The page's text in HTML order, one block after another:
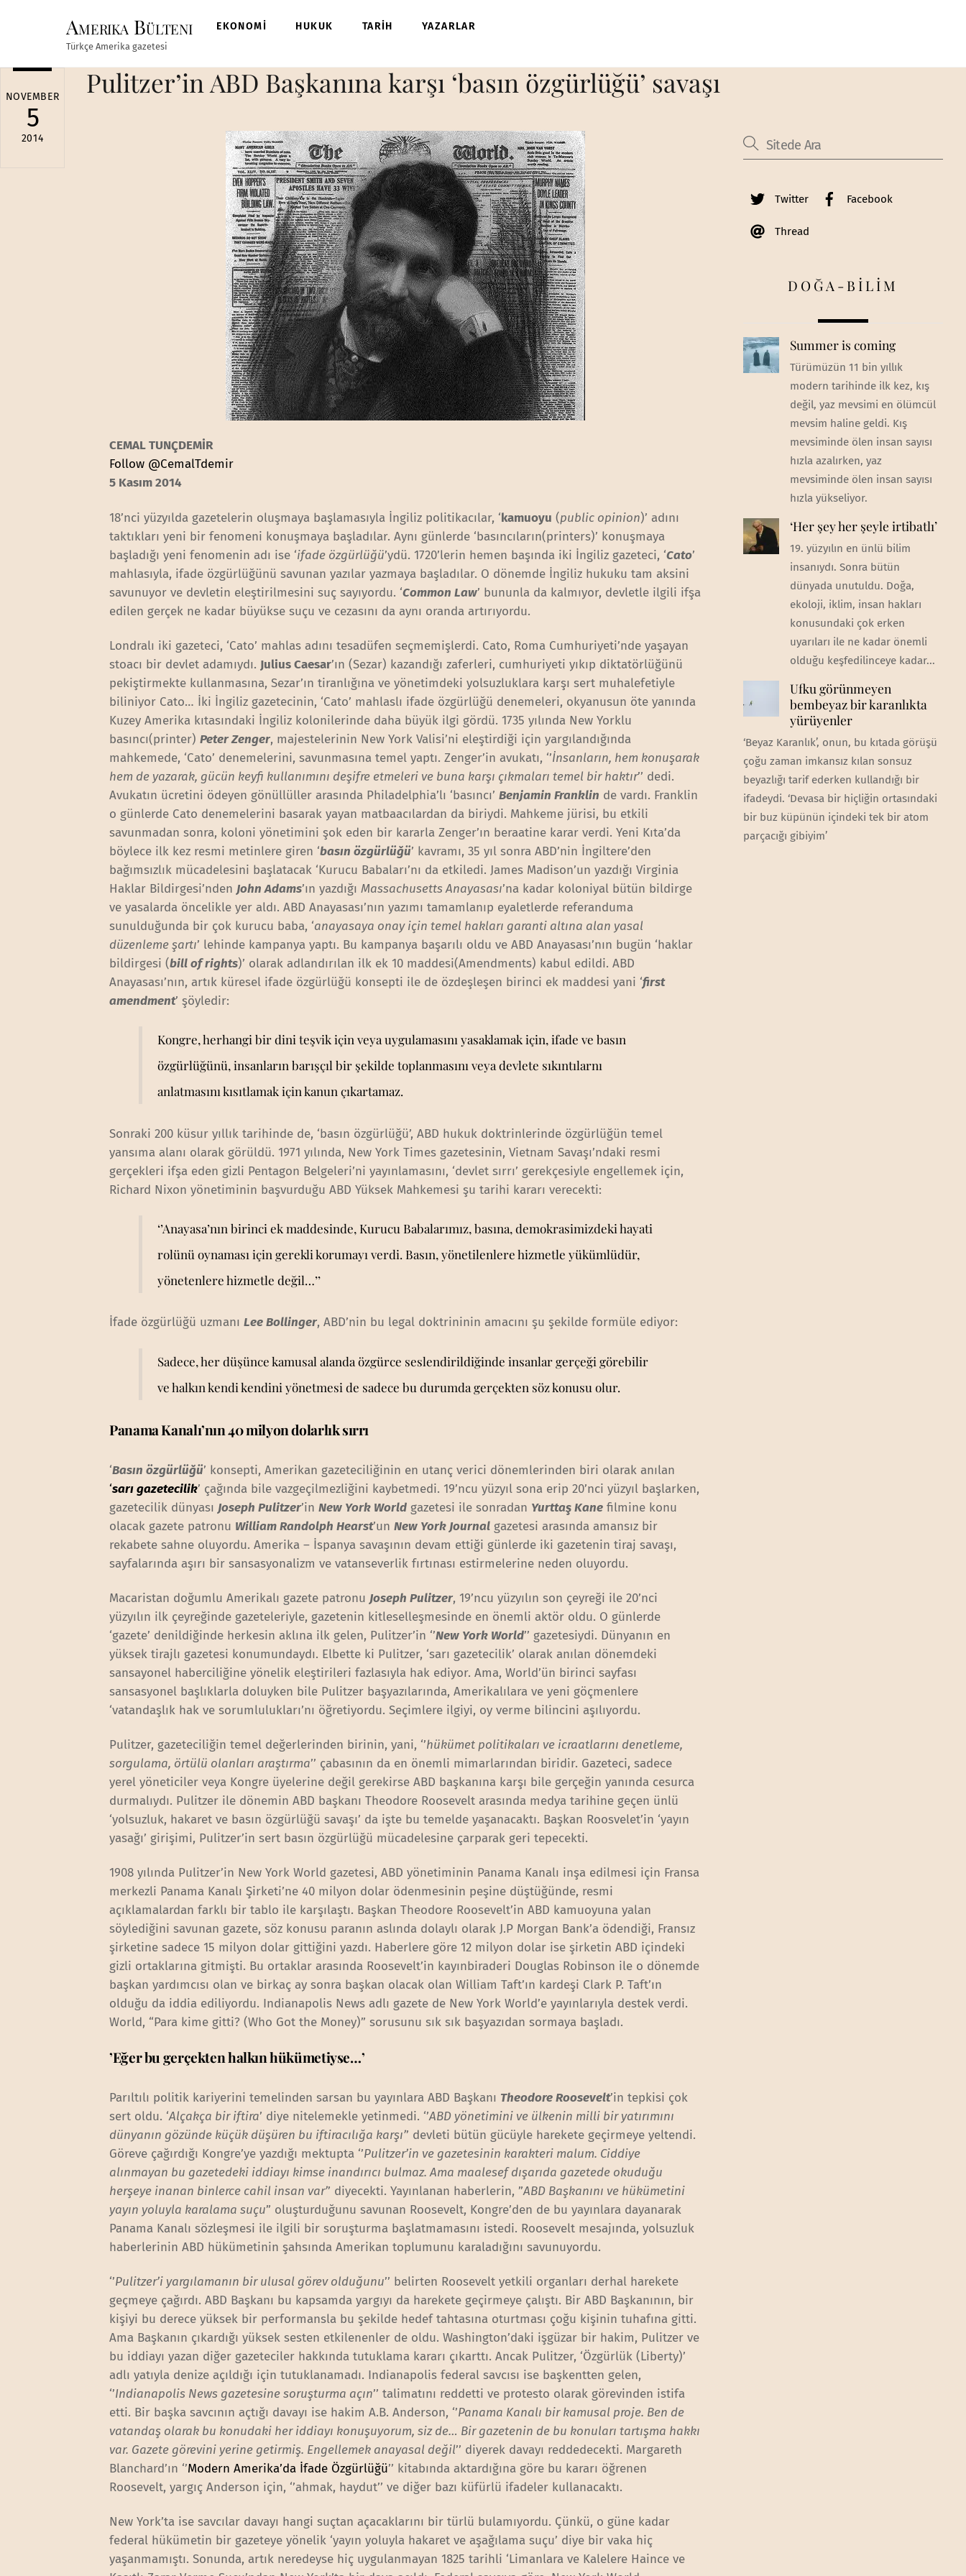
Amerika Bülteni
Türkçe Amerika gazetesi
EKONOMİ HUKUK TARİH YAZARLAR
NOVEMBER
5
2014
Pulitzer’in ABD Başkanına karşı ‘basın özgürlüğü’ savaşı
CEMAL TUNÇDEMİR
Follow @CemalTdemir
5 Kasım 2014
18’nci yüzyılda gazetelerin oluşmaya başlamasıyla İngiliz politikacılar, ‘kamuoyu (public opinion)’ adını
taktıkları yeni bir fenomeni konuşmaya başladılar. Aynı günlerde ‘basıncıların(printers)’ konuşmaya
başladığı yeni fenomenin adı ise ‘ifade özgürlüğü’ydü. 1720’lerin hemen başında iki İngiliz gazeteci, ‘Cato’
mahlasıyla, ifade özgürlüğünü savunan yazılar yazmaya başladılar. O dönemde İngiliz hukuku tam aksini
savunuyor ve devletin eleştirilmesini suç sayıyordu. ‘Common Law’ bununla da kalmıyor, devletle ilgili ifşa
edilen gerçek ne kadar büyükse suçu ve cezasını da aynı oranda artırıyordu.
Londralı iki gazeteci, ‘Cato’ mahlas adını tesadüfen seçmemişlerdi. Cato, Roma Cumhuriyeti’nde yaşayan
stoacı bir devlet adamıydı. Julius Caesar’ın (Sezar) kazandığı zaferleri, cumhuriyeti yıkıp diktatörlüğünü
pekiştirmekte kullanmasına, Sezar’ın tiranlığına ve yönetimdeki yolsuzluklara karşı sert muhalefetiyle
biliniyor Cato… İki İngiliz gazetecinin, ‘Cato’ mahlaslı ifade özgürlüğü denemeleri, okyanusun öte yanında
Kuzey Amerika kıtasındaki İngiliz kolonilerinde daha büyük ilgi gördü. 1735 yılında New Yorklu
basıncı(printer)Peter Zenger, majestelerinin New York Valisi’ni eleştirdiği için yargılandığında
mahkemede, ‘Cato’ denemelerini, savunmasına temel yaptı. Zenger’in avukatı, ‘’İnsanların, hem konuşarak
hem de yazarak, gücün keyfi kullanımını deşifre etmeleri ve buna karşı çıkmaları temel bir haktır’’ dedi.
Avukatın ücretini ödeyen gönüllüller arasında Philadelphia’lı ‘basıncı’Benjamin Franklin de vardı. Franklin
o günlerde Cato denemelerini basarak yayan matbaacılardan da biriydi. Mahkeme jürisi, bu etkili
savunmadan sonra, koloni yönetimini şok eden bir kararla Zenger’ın beraatine karar verdi. Yeni Kıta’da
böylece ilk kez resmi metinlere giren ‘basın özgürlüğü’ kavramı, 35 yıl sonra ABD’nin İngiltere’den
bağımsızlık mücadelesini başlatacak ‘Kurucu Babaları’nı da etkiledi. James Madison’un yazdığı Virginia
Haklar Bildirgesi’nden John Adams’ın yazdığıMassachusetts Anayasası’na kadar koloniyal bütün bildirge
ve yasalarda öncelikle yer aldı. ABD Anayasası’nın yazımı tamamlanıp eyaletlerde referanduma
sunulduğunda bir çok kurucu baba, ‘anayasaya onay için temel hakları garanti altına alan yasal
düzenleme şartı’ lehinde kampanya yaptı. Bu kampanya başarılı oldu ve ABD Anayasası’nın bugün ‘haklar
bildirgesi (bill of rights)’ olarak adlandırılan ilk ek 10 maddesi(Amendments) kabul edildi. ABD
Anayasası’nın, artık küresel ifade özgürlüğü konsepti ile de özdeşleşen birinci ek maddesi yani ‘first
amendment’ şöyledir:
Kongre, herhangi bir dini teşvik için veya uygulamasını yasaklamak için, ifade ve basın
özgürlüğünü, insanların barışçıl bir şekilde toplanmasını veya devlete sıkıntılarnı
anlatmasını kısıtlamak için kanun çıkartamaz.
Sonraki 200 küsur yıllık tarihinde de, ‘basın özgürlüğü’, ABD hukuk doktrinlerinde özgürlüğün temel
yansıma alanı olarak görüldü. 1971 yılında, New York Times gazetesinin, Vietnam Savaşı’ndaki resmi
gerçekleri ifşa eden gizli Pentagon Belgeleri’ni yayınlamasını, ‘devlet sırrı’ gerekçesiyle engellemek için,
Richard Nixon yönetiminin başvurduğu ABD Yüksek Mahkemesi şu tarihi kararı verecekti:
‘’Anayasa’nın birinci ek maddesinde, Kurucu Babalarımız, basına, demokrasimizdeki hayati
rolünü oynaması için gerekli korumayı verdi. Basın, yönetilenlere hizmetle yükümlüdür,
yönetenlere hizmetle değil…’’
İfade özgürlüğü uzmanıLee Bollinger, ABD’nin bu legal doktrininin amacını şu şekilde formüle ediyor:
Sadece, her düşünce kamusal alanda özgürce seslendirildiğinde insanlar gerçeği görebilir
ve halkın kendi kendini yönetmesi de sadece bu durumda gerçekten söz konusu olur.
Panama Kanalı’nın 40 milyon dolarlık sırrı
‘Basın özgürlüğü’ konsepti, Amerikan gazeteciliğinin en utanç verici dönemlerinden biri olarak anılan
‘sarı gazetecilik’ çağında bile vazgeçilmezliğini kaybetmedi. 19’ncu yüzyıl sona erip 20’nci yüzyıl başlarken,
gazetecilik dünyası Joseph Pulitzer’inNew York World gazetesi ile sonradan Yurttaş Kane filmine konu
olacak gazete patronu William Randolph Hearst’unNew York Journal gazetesi arasında amansız bir
rekabete sahne oluyordu. Amerika – İspanya savaşının devam ettiği günlerde iki gazetenin tiraj savaşı,
sayfalarında aşırı bir sansasyonalizm ve vatanseverlik fırtınası estirmelerine neden oluyordu.
Macaristan doğumlu Amerikalı gazete patronu Joseph Pulitzer, 19’ncu yüzyılın son çeyreği ile 20’nci
yüzyılın ilk çeyreğinde gazeteleriyle, gazetenin kitleselleşmesinde en önemli aktör oldu. O günlerde
‘gazete’ denildiğinde herkesin aklına ilk gelen, Pulitzer’in ‘’New York World’’ gazetesiydi. Dünyanın en
yüksek tirajlı gazetesi konumundaydı. Elbette ki Pulitzer, ‘sarı gazetecilik’ olarak anılan dönemdeki
sansayonel haberciliğine yönelik eleştirileri fazlasıyla hak ediyor. Ama, World’ün birinci sayfası
sansasyonel başlıklarla doluyken bile Pulitzer başyazılarında, Amerikalılara ve yeni göçmenlere
‘vatandaşlık hak ve sorumlulukları’nı öğretiyordu. Seçimlere ilgiyi, oy verme bilincini aşılıyordu.
Pulitzer, gazeteciliğin temel değerlerinden birinin, yani, ‘’hükümet politikaları ve icraatlarını denetleme,
sorgulama, örtülü olanları araştırma’’ çabasının da en önemli mimarlarından biridir. Gazeteci, sadece
yerel yöneticiler veya Kongre üyelerine değil gerekirse ABD başkanına karşı bile gerçeğin yanında cesurca
durmalıydı. Pulitzer ile dönemin ABD başkanı Theodore Roosevelt arasında medya tarihine geçen ünlü
‘yolsuzluk, hakaret ve basın özgürlüğü savaşı’ da işte bu temelde yaşanacaktı. Başkan Roosvelet’in ‘yayın
yasağı’ girişimi, Pulitzer’in sert basın özgürlüğü mücadelesine çarparak geri tepecekti.
1908 yılında Pulitzer’in New York World gazetesi, ABD yönetiminin Panama Kanalı inşa edilmesi için Fransa
merkezli Panama Kanalı Şirketi’ne 40 milyon dolar ödenmesinin peşine düştüğünde, resmi
açıklamalardan farklı bir tablo ile karşılaştı. Başkan Theodore Roosevelt’in ABD kamuoyuna yalan
söylediğini savunan gazete, söz konusu paranın aslında dolaylı olarak J.P Morgan Bank’a ödendiği, Fransız
şirketine sadece 15 milyon dolar gittiğini yazdı. Haberlere göre 12 milyon dolar ise şirketin ABD içindeki
gizli ortaklarına gitmişti. Bu ortaklar arasında Roosevelt’in kayınbiraderi Douglas Robinson ile o dönemde
başkan yardımcısı olan ve birkaç ay sonra başkan olacak olan William Taft’ın kardeşi Clark P. Taft’ın
olduğu da iddia ediliyordu. Indianapolis News adlı gazete de New York World’e yayınlarıyla destek verdi.
World, “Para kime gitti? (Who Got the Money)” sorusunu sık sık başyazıdan sormaya başladı.
’Eğer bu gerçekten halkın hükümetiyse…’
Parıltılı politik kariyerini temelinden sarsan bu yayınlara ABD Başkanı Theodore Roosevelt’in tepkisi çok
sert oldu. ‘Alçakça bir iftira’ diye nitelemekle yetinmedi. ‘’ABD yönetimini ve ülkenin milli bir yatırımını
dünyanın gözünde küçük düşüren bu iftiracılığa karşı’’ devleti bütün gücüyle harekete geçirmeye yeltendi.
Göreve çağırdığı Kongre’ye yazdığı mektupta ‘’Pulitzer’in ve gazetesinin karakteri malum. Ciddiye
alınmayan bu gazetedeki iddiayı kimse inandırıcı bulmaz. Ama maalesef dışarıda gazetede okuduğu
herşeye inanan binlerce cahil insan var’’ diyecekti. Yayınlanan haberlerin, ”ABD Başkanını ve hükümetini
yayın yoluyla karalama suçu” oluşturduğunu savunan Roosevelt, Kongre’den de bu yayınlara dayanarak
Panama Kanalı sözleşmesi ile ilgili bir soruşturma başlatmamasını istedi. Roosevelt mesajında, yolsuzluk
haberlerinin ABD hükümetinin şahsında Amerikan toplumunu karaladığını savunuyordu.
‘’Pulitzer’i yargılamanın bir ulusal görev olduğunu’’ belirten Roosevelt yetkili organları derhal harekete
geçmeye çağırdı. ABD Başkanı bu kapsamda yargıyı da harekete geçirmeye çalıştı. Bir ABD Başkanının, bir
kişiyi bu derece yüksek bir performansla bu şekilde hedef tahtasına oturtması çoğu kişinin tuhafına gitti.
Ama Başkanın çıkardığı yüksek sesten etkilenenler de oldu. Washington’daki işgüzar bir hakim, Pulitzer ve
bu iddiayı yazan diğer gazeteciler hakkında tutuklama kararı çıkarttı. Ancak Pulitzer, ‘Özgürlük (Liberty)’
adlı yatıyla denize açıldığı için tutuklanamadı. Indianapolis federal savcısı ise başkentten gelen,
‘’Indianapolis News gazetesine soruşturma açın’’ talimatını reddetti ve protesto olarak görevinden istifa
etti. Bir başka savcının açtığı davayı ise hakim A.B. Anderson, ‘’Panama Kanalı bir kamusal proje. Ben de
vatandaş olarak bu konudaki her iddiayı konuşuyorum, siz de… Bir gazetenin de bu konuları tartışma hakkı
var. Gazete görevini yerine getirmiş. Engellemek anayasal değil’’ diyerek davayı reddedecekti. Margareth
Blanchard’ın ‘’Modern Amerika’da İfade Özgürlüğü’’ kitabında aktardığına göre bu kararı öğrenen
Roosevelt, yargıç Anderson için, ‘’ahmak, haydut’’ ve diğer bazı küfürlü ifadeler kullanacaktı.
New York’ta ise savcılar davayı hangi suçtan açacaklarını bir türlü bulamıyordu. Çünkü, o güne kadar
federal hükümetin bir gazeteye yönelik ‘yayın yoluyla hakaret ve aşağılama suçu’ diye bir vaka hiç
yaşanmamıştı. Sonunda, artık neredeyse hiç uygulanmayan 1825 tarihli ‘Limanlara ve Kalelere Haince ve
Twitter Facebook
Thread
DOĞA-BİLİM
Summer is coming
Türümüzün 11 bin yıllık
modern tarihinde ilk kez, kış
değil, yaz mevsimi en ölümcül
mevsim haline geldi. Kış
mevsiminde ölen insan sayısı
hızla azalırken, yaz
mevsiminde ölen insan sayısı
hızla yükseliyor.
‘Her şey her şeyle irtibatlı’
19. yüzyılın en ünlü bilim
insanıydı. Sonra bütün
dünyada unutuldu. Doğa,
ekoloji, iklim, insan hakları
konusundaki çok erken
uyarıları ile ne kadar önemli
olduğu keşfedilinceye kadar...
Ufku görünmeyen
bembeyaz bir karanlıkta
yürüyenler
‘Beyaz Karanlık’, onun, bu kıtada görüşü
çoğu zaman imkansız kılan sonsuz
beyazlığı tarif ederken kullandığı bir
ifadeydi. ‘Devasa bir hiçliğin ortasındaki
bir buz küpünün içindeki tek bir atom
parçacığı gibiyim’